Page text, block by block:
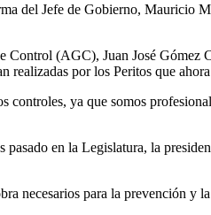
del Jefe de Gobierno,
Control (AGC), Juan José
realizadas por los Peritos que
ya que somos
en la Legislatura, la
necesarios para la prevención y